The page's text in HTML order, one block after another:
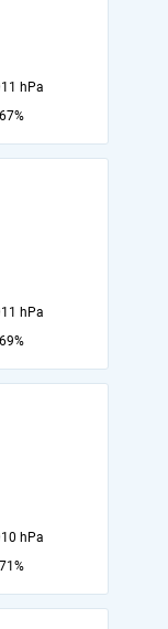
hPa
67%
hPa
69%
hPa
71%